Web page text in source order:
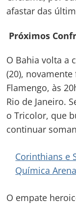
afastar das
Próximos
O Bahia volta a
(20),
Flamengo, às
Rio de Janeiro.
o Tricolor, que
continuar
Corinthians e
Química
O empate